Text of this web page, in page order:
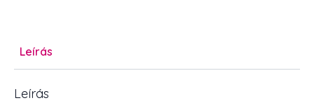
Leírás
Leírás